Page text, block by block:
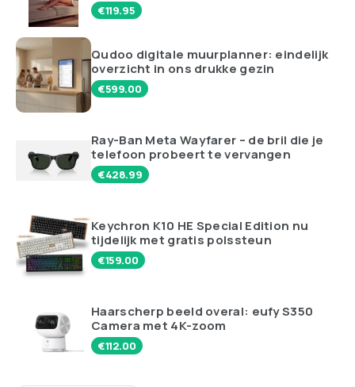
€119.95
Qudoo digitale muurplanner: eindelijk
overzicht in ons drukke gezin
€599.00
Ray-Ban Meta Wayfarer – de bril die je
telefoon probeert te vervangen
€428.99
Keychron K10 HE Special Edition nu
tijdelijk met gratis polssteun
€159.00
Haarscherp beeld overal: eufy S350
Camera met 4K-zoom
€112.00